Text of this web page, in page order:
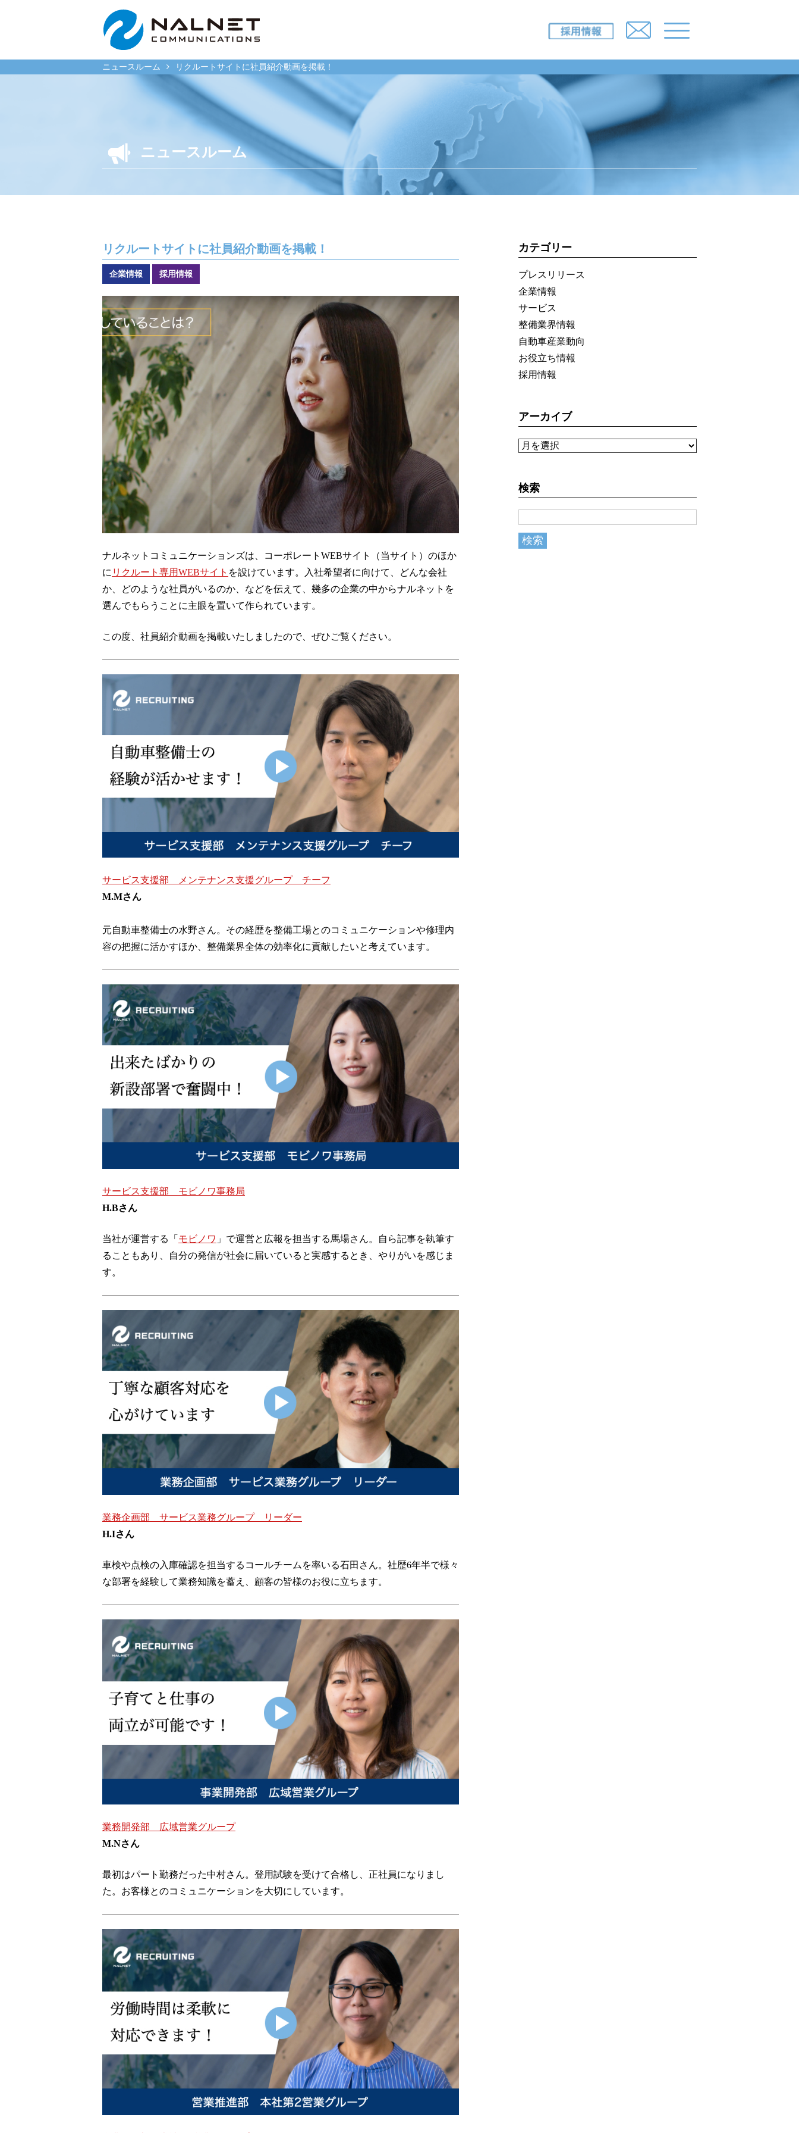
ニュースルーム リクルートサイトに社員紹介動画を掲載！
ニュースルーム
リクルートサイトに社員紹介動画を掲載！
企業情報 採用情報
ナルネットコミュニケーションズは、コーポレートWEBサイト（当サイト）のほか
に リクルート専用WEBサイト を設けています。入社希望者に向けて、どんな会社
か、どのような社員がいるのか、などを伝えて、幾多の企業の中からナルネットを
選んでもらうことに主眼を置いて作られています。
この度、社員紹介動画を掲載いたしましたので、ぜひご覧ください。
サービス支援部 メンテナンス支援グループ チーフ
M.Mさん
元自動車整備士の水野さん。その経歴を整備工場とのコミュニケーションや修理内
容の把握に活かすほか、整備業界全体の効率化に貢献したいと考えています。
サービス支援部 モビノワ事務局
H.Bさん
当社が運営する「 モビノワ 」で運営と広報を担当する馬場さん。自ら記事を執筆す
ることもあり、自分の発信が社会に届いていると実感するとき、やりがいを感じま
す。
業務企画部 サービス業務グループ リーダー
H.Iさん
車検や点検の入庫確認を担当するコールチームを率いる石田さん。社歴6年半で様々
な部署を経験して業務知識を蓄え、顧客の皆様のお役に立ちます。
業務開発部 広域営業グループ
M.Nさん
最初はパート勤務だった中村さん。登用試験を受けて合格し、正社員になりまし
た。お客様とのコミュニケーションを大切にしています。
カテゴリー
プレスリリース
企業情報
サービス
整備業界情報
自動車産業動向
お役立ち情報
採用情報
アーカイブ
検索
リース会社のお客様
自動車メンテナンス受託
(MJS)
車両買取
福祉車両メンテナンス
緊急ロードサービス
一般企業のお客様
自動車メンテナンス受託
(NMS)
なるほどネット
新技術にも迅速に対応
整備工場のお客様
整備業務提携
momoCan
モビノワ
企業情報
ご挨拶
企業概要
ESGの取り組み
IR情報
採用情報
CLOSE